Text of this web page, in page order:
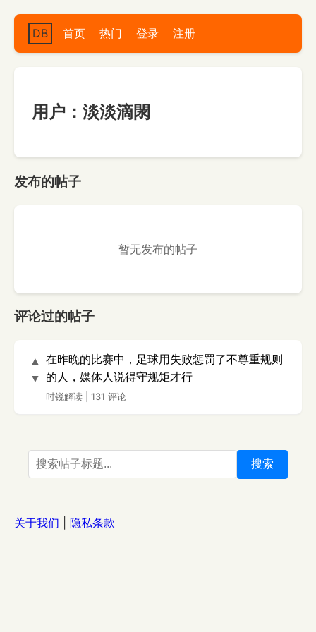
DB 首页 热门 登录 注册
用户：淡淡滴閖
发布的帖子
暂无发布的帖子
评论过的帖子
▲
▼
在昨晚的比赛中，足球用失败惩罚了不尊重规则
的人，媒体人说得守规矩才行
时锐解读 131 评论
搜索
关于我们 隐私条款